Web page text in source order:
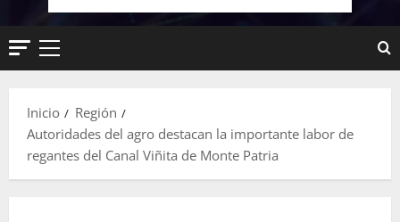
Menú
Inicio
Región
Autoridades del agro destacan la importante labor de
regantes del Canal Viñita de Monte Patria